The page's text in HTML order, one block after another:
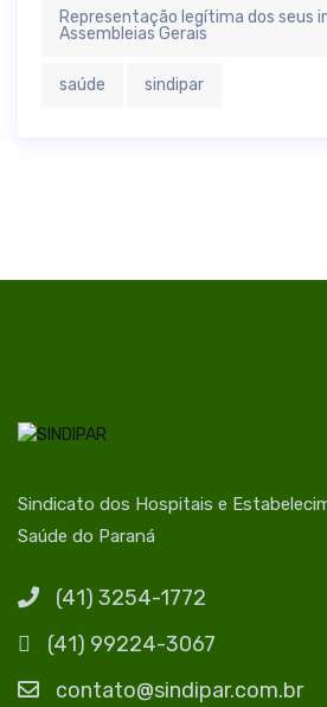
Representação legítima dos seus
Assembleias Gerais
saúde sindipar
Sindicato dos Hospitais e
Saúde do Paraná
(41) 3254-1772
(41) 99224-3067
contato@sindipar.com.br